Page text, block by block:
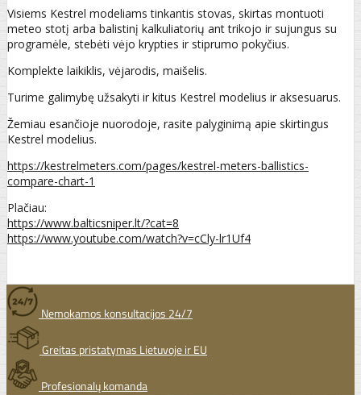
Visiems Kestrel modeliams tinkantis stovas, skirtas montuoti
meteo stotį arba balistinį kalkuliatorių ant trikojo ir sujungus su
programėle, stebėti vėjo krypties ir stiprumo pokyčius.
Komplekte laikiklis, vėjarodis, maišelis.
Turime galimybę užsakyti ir kitus Kestrel modelius ir aksesuarus.
Žemiau esančioje nuorodoje, rasite palyginimą apie skirtingus
Kestrel modelius.
https://kestrelmeters.com/pages/kestrel-meters-ballistics-
compare-chart-1
Plačiau:
https://www.balticsniper.lt/?cat=8
https://www.youtube.com/watch?v=cCly-lr1Uf4
Nemokamos konsultacijos 24/7
Greitas pristatymas Lietuvoje ir EU
Profesionalų komanda